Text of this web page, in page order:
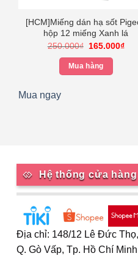
[HCM]Miếng dán hạ sốt
hộp 12 miếng Xanh lá
250.000₫ Giá
là:
250.000₫.
165.000₫Giá
Mua hàng
Mua ngay
Hệ thống cửa hàng
Địa chỉ: 148/12 Lê Đức
Q. Gò Vấp, Tp. Hồ Chí Minh